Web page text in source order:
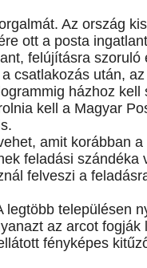
Az ország
ott a posta
felújításra szoruló
csatlakozás után,
házhoz kell
kell a Magyar
amit korábban a
feladási szándéka
felveszi a
legtöbb településen
az arcot fogják
fényképes